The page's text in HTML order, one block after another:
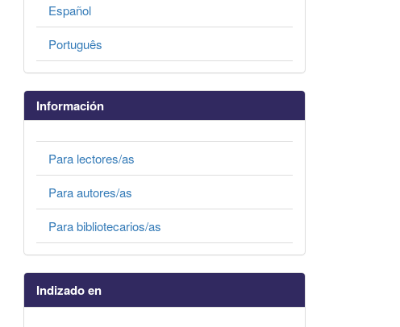
Español
Português
Información
Para lectores/as
Para autores/as
Para bibliotecarios/as
Indizado en